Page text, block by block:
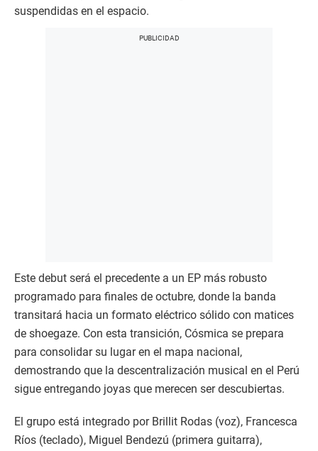
suspendidas en el espacio.
Este debut será el precedente a un EP más robusto
programado para finales de octubre, donde la banda
transitará hacia un formato eléctrico sólido con matices
de shoegaze. Con esta transición, Cósmica se prepara
para consolidar su lugar en el mapa nacional,
demostrando que la descentralización musical en el Perú
sigue entregando joyas que merecen ser descubiertas.
El grupo está integrado por Brillit Rodas (voz), Francesca
Ríos (teclado), Miguel Bendezú (primera guitarra),